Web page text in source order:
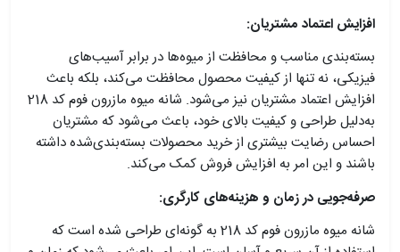
افزایش اعتماد مشتریان:
بسته‌بندی مناسب و محافظت از میوه‌ها در برابر آسیب‌های
فیزیکی، نه تنها از کیفیت محصول محافظت می‌کند، بلکه باعث
افزایش اعتماد مشتریان نیز می‌شود. شانه میوه مازرون فوم کد 218
به‌دلیل طراحی و کیفیت بالای خود، باعث می‌شود که مشتریان
احساس رضایت بیشتری از خرید محصولات بسته‌بندی‌شده داشته
باشند و این امر به افزایش فروش کمک می‌کند.
صرفه‌جویی در زمان و هزینه‌های کارگری:
شانه میوه مازرون فوم کد 218 به گونه‌ای طراحی شده است که